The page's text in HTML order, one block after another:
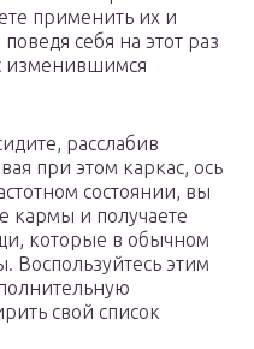
применить их и
себя на этот раз
изменившимся
расслабив
при этом каркас, ось
состоянии, вы
кармы и получаете
которые в обычном
Воспользуйтесь этим
свой список